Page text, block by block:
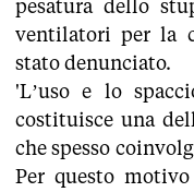
pesatura dello
ventilatori per la
stato denunciato.
'L’uso e lo
costituisce una
che spesso
Per questo